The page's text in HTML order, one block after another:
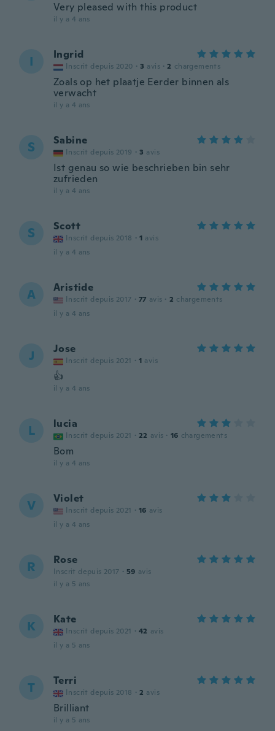
Very pleased with this product
il y a 4 ans
I Ingrid
Inscrit depuis 2020 · 3 avis · 2 chargements
Zoals op het plaatje Eerder binnen als
verwacht
il y a 4 ans
S Sabine
Inscrit depuis 2019 · 3 avis
Ist genau so wie beschrieben bin sehr
zufrieden
il y a 4 ans
S Scott
Inscrit depuis 2018 · 1 avis
il y a 4 ans
A Aristide
Inscrit depuis 2017 · 77 avis · 2 chargements
il y a 4 ans
J Jose
Inscrit depuis 2021 · 1 avis
👍
il y a 4 ans
L lucia
Inscrit depuis 2021 · 22 avis · 16 chargements
Bom
il y a 4 ans
V Violet
Inscrit depuis 2021 · 16 avis
il y a 4 ans
R Rose
Inscrit depuis 2017 · 59 avis
il y a 5 ans
K Kate
Inscrit depuis 2021 · 42 avis
il y a 5 ans
T Terri
Inscrit depuis 2018 · 2 avis
Brilliant
il y a 5 ans